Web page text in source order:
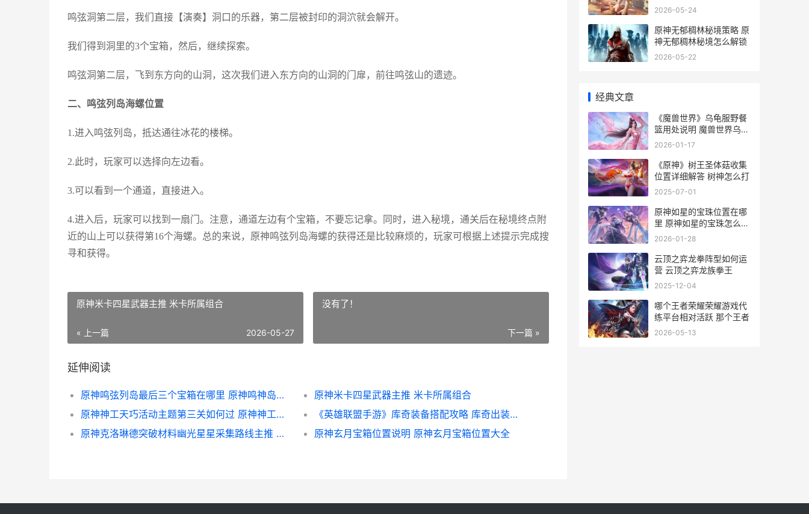
鸣弦洞第二层，我们直接【演奏】洞口的乐器，第二层被封印的洞泬就会解开。
我们得到洞里的3个宝箱，然后，继续探索。
鸣弦洞第二层，飞到东方向的山洞，这次我们进入东方向的山洞的门扉，前往鸣弦山的遗迹。
二、鸣弦列岛海螺位置
1.进入鸣弦列岛，抵达通往冰花的楼梯。
2.此时，玩家可以选择向左边看。
3.可以看到一个通道，直接进入。
4.进入后，玩家可以找到一扇门。注意，通道左边有个宝箱，不要忘记拿。同时，进入秘境，通关后在秘境终点附
近的山上可以获得第16个海螺。总的来说，原神鸣弦列岛海螺的获得还是比较麻烦的，玩家可根据上述提示完成搜
寻和获得。
原神米卡四星武器主推 米卡所属组合
« 上一篇 2026-05-27
没有了！
下一篇 »
延伸阅读
原神鸣弦列岛最后三个宝箱在哪里 原神鸣神岛怎么过
原神米卡四星武器主推 米卡所属组合
原神神工天巧活动主题第三关如何过 原神神工天巧活动攻略
《英雄联盟手游》库奇装备搭配攻略 库奇出装技巧攻略
原神克洛琳德突破材料幽光星星采集路线主推 原神克洛琳德突破加多少暴击
原神玄月宝箱位置说明 原神玄月宝箱位置大全
2026-05-24
原神无郁稠林秘境策略 原
神无郁稠林秘境怎么解锁
2026-05-22
经典文章
《魔兽世界》乌龟服野餐
篮用处说明 魔兽世界乌特
加德城堡怎么去
2026-01-17
《原神》树王圣体菇收集
位置详细解答 树神怎么打
2025-07-01
原神如星的宝珠位置在哪
里 原神如星的宝珠怎么获
得
2026-01-28
云顶之弈龙拳阵型如何运
营 云顶之弈龙族拳王
2025-12-04
哪个王者荣耀荣耀游戏代
练平台相对活跃 那个王者
2026-05-13